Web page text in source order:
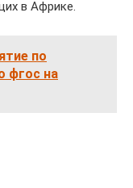
в Африке.
по
фгос на